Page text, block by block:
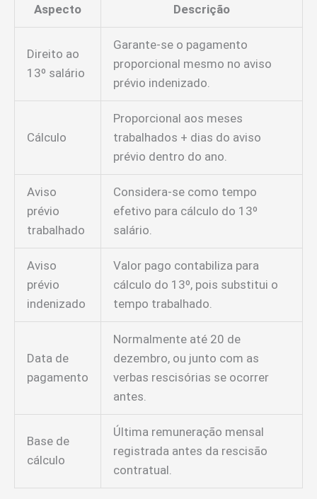
Aspecto
Descrição
Direito ao
13º salário
Garante-se o pagamento
proporcional mesmo no aviso
prévio indenizado.
Cálculo
Proporcional aos meses
trabalhados + dias do aviso
prévio dentro do ano.
Aviso
prévio
trabalhado
Considera-se como tempo
efetivo para cálculo do 13º
salário.
Aviso
prévio
indenizado
Valor pago contabiliza para
cálculo do 13º, pois substitui o
tempo trabalhado.
Data de
pagamento
Normalmente até 20 de
dezembro, ou junto com as
verbas rescisórias se ocorrer
antes.
Base de
cálculo
Última remuneração mensal
registrada antes da rescisão
contratual.